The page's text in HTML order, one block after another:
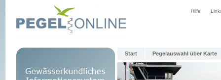
Hilfe
Start Pegelauswahl über Karte